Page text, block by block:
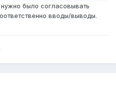
было согласовывать
вводы/выводы.